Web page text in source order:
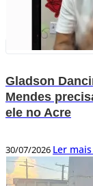
Gladson
Mendes
ele no Acre
30/07/2026 Ler